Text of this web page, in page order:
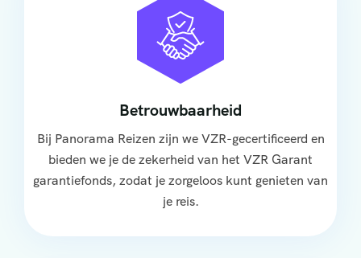
Betrouwbaarheid
Bij Panorama Reizen zijn we VZR-gecertificeerd en
bieden we je de zekerheid van het VZR Garant
garantiefonds, zodat je zorgeloos kunt genieten van
je reis.